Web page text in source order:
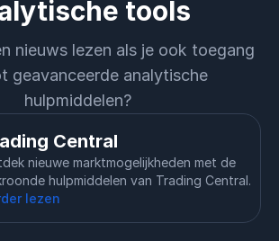
tools
nieuws lezen als je ook toegang
geavanceerde analytische
hulpmiddelen?
Central
nieuwe marktmogelijkheden met de
hulpmiddelen van Trading Central.
lezen